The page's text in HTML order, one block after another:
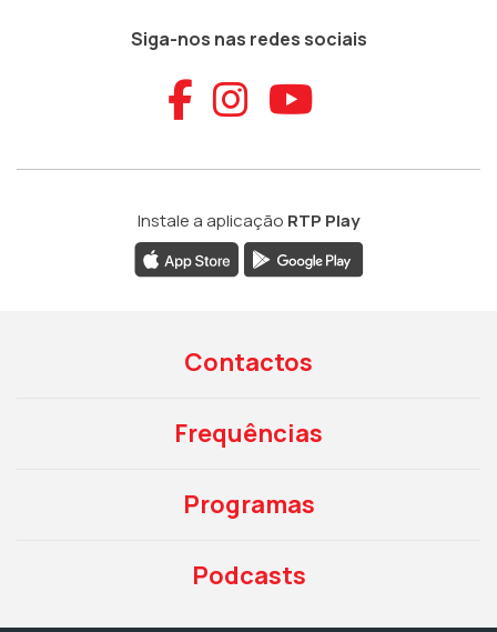
Siga-nos nas redes sociais
Aceder ao
Aceder ao
Aceder
Instale a aplicação RTP Play
Contactos
Frequências
Programas
Podcasts